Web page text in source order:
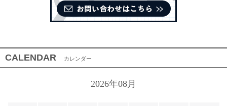
CALENDAR カレンダー
2026年08月